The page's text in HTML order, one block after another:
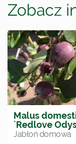
Zobacz
Malus
`Redlove
Jabłoń domowa